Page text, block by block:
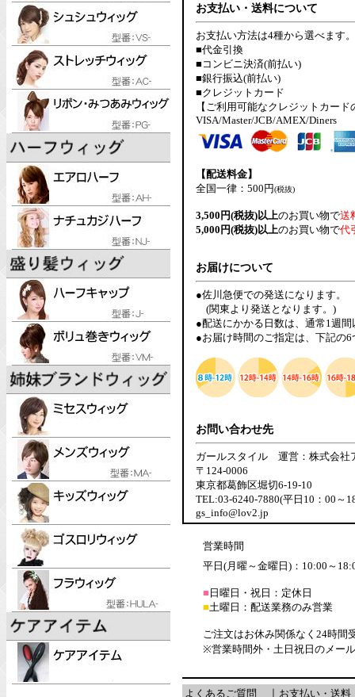
お支払い・送料について
お支払い方法は4種から選べます。
■代金引換
■コンビニ決済(前払い)
■銀行振込(前払い)
■クレジットカード
【ご利用可能なクレジットカード
VISA/Master/JCB/AMEX/Diners
【配送料金】
全国一律：500円(税抜)
3,500円(税抜)以上のお買い物で送
5,000円(税抜)以上のお買い物で代
お届けについて
●佐川急便での発送になります。
(関東より発送となります。)
●配送にかかる日数は、通常1週
●お届け時間のご指定は、下記の
お問い合わせ先
ガールスタイル 運営：株式会社
〒124-0006
東京都葛飾区堀切6-19-10
TEL:03-6240-7880(平日10：00～
gs_info@lov2.jp
営業時間
平日(月曜～金曜日)：10:00～
■ 日曜日・祝日：定休日
■土曜日：配送業務のみ営業
ご注文はお休み関係なく24時間
※営業時間外・土日祝日のメー
よくあるご質問 お支払い・送料